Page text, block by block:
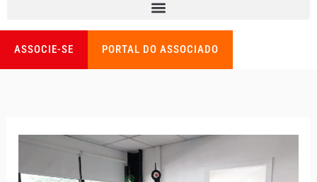
ASSOCIE-SE PORTAL DO ASSOCIADO